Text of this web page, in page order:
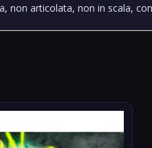
non articolata, non in scala,